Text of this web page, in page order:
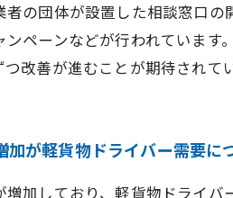
の団体が設置した相談窓口
ペーンなどが行われていま
改善が進むことが期待されてい
が軽貨物ドライバー需要に